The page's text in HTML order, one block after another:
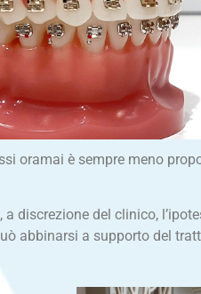
oramai è sempre meno
discrezione del clinico,
abbinarsi a supporto del